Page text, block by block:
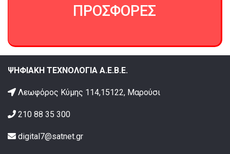
ΠΡΟΣΦΟΡΕΣ
ΨΗΦΙΑΚΗ ΤΕΧΝΟΛΟΓΙΑ Α.Ε.Β.Ε.
Λεωφόρος Κύμης 114,15122, Μαρούσι
210 88 35 300
digital7@satnet.gr